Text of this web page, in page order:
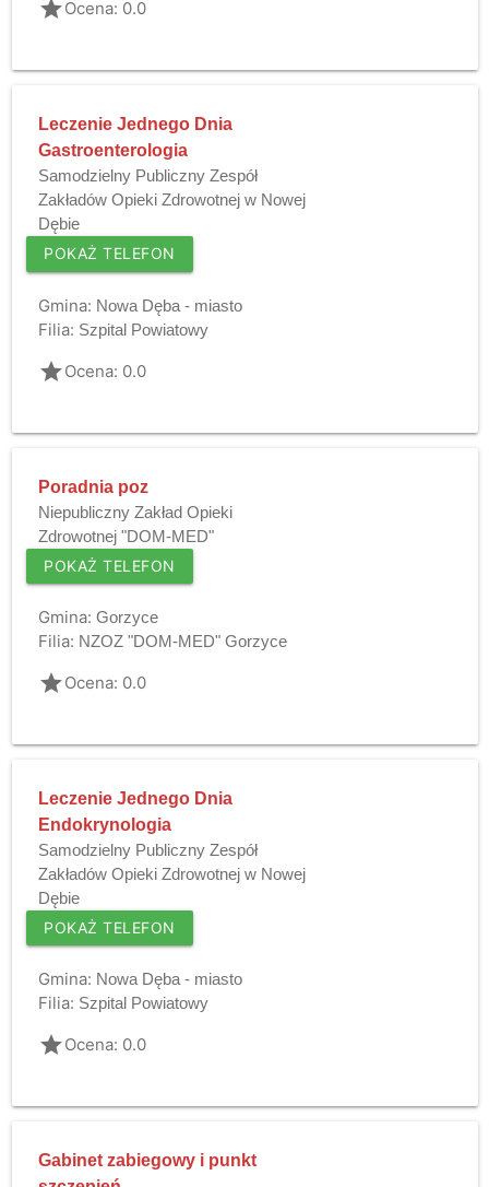
gradeOcena: 0.0
Leczenie Jednego Dnia
Gastroenterologia
Samodzielny Publiczny Zespół
Zakładów Opieki Zdrowotnej w Nowej
Dębie
POKAŻ TELEFON
Gmina: Nowa Dęba - miasto
Filia: Szpital Powiatowy
gradeOcena: 0.0
Poradnia poz
Niepubliczny Zakład Opieki
Zdrowotnej "DOM-MED"
POKAŻ TELEFON
Gmina: Gorzyce
Filia: NZOZ "DOM-MED" Gorzyce
gradeOcena: 0.0
Leczenie Jednego Dnia
Endokrynologia
Samodzielny Publiczny Zespół
Zakładów Opieki Zdrowotnej w Nowej
Dębie
POKAŻ TELEFON
Gmina: Nowa Dęba - miasto
Filia: Szpital Powiatowy
gradeOcena: 0.0
Gabinet zabiegowy i punkt